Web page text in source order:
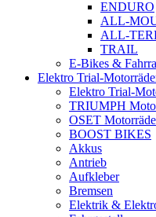
ENDURO
ALL-
ALL-
TRAIL
E-Bikes &
Elektro Trial-
Elektro Trial-
TRIUMPH
OSET
BOOST BIKES
Akkus
Antrieb
Aufkleber
Bremsen
Elektrik &